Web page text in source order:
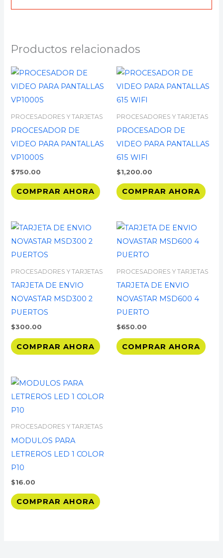
Productos relacionados
PROCESADORES Y TARJETAS
PROCESADOR DE
VIDEO PARA PANTALLAS
VP1000S
$750.00
COMPRAR AHORA
PROCESADORES Y TARJETAS
PROCESADOR DE
VIDEO PARA PANTALLAS
615 WIFI
$1,200.00
COMPRAR AHORA
PROCESADORES Y TARJETAS
TARJETA DE ENVIO
NOVASTAR MSD300 2
PUERTOS
$300.00
COMPRAR AHORA
PROCESADORES Y TARJETAS
TARJETA DE ENVIO
NOVASTAR MSD600 4
PUERTO
$650.00
COMPRAR AHORA
PROCESADORES Y TARJETAS
MODULOS PARA
LETREROS LED 1 COLOR
P10
$16.00
COMPRAR AHORA